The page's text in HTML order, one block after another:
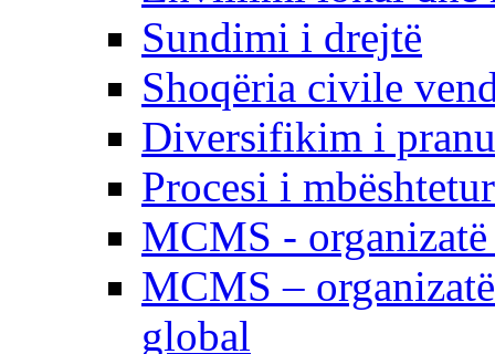
Sundimi i drejtë
Shoqëria civile
Diversifikim i
Procesi i
MCMS -
MCMS –
global